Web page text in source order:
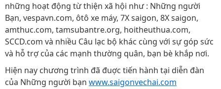
những hoạt động từ thiện xã hội như : Những người
Bạn, vespavn.com, ôtô xe máy, 7X saigon, 8X saigon,
amthuc.com, tamsubantre.org, hoitheuthua.com,
SCCD.com và nhiều Câu lạc bộ khác cùng với sự góp sức
và hỗ trợ của các mạnh thường quân, bạn bè khắp nơi.
Hiện nay chương trình đã đuợc tiến hành tại diễn đàn
của Những người bạn www.saigonvechai.com